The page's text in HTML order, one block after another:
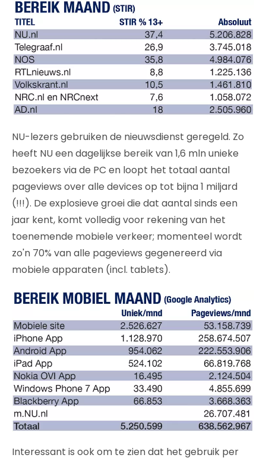
NU-lezers gebruiken de nieuwsdienst geregeld. Zo
heeft NU een dagelijkse bereik van 1,6 mln unieke
bezoekers via de PC en loopt het totaal aantal
pageviews over alle devices op tot bijna 1 miljard
(!!!). De explosieve groei die dat aantal sinds een
jaar kent, komt volledig voor rekening van het
toenemende mobiele verkeer; momenteel wordt
zo'n 70% van alle pageviews gegenereerd via
mobiele apparaten (incl. tablets).
Interessant is ook om te zien dat het gebruik per